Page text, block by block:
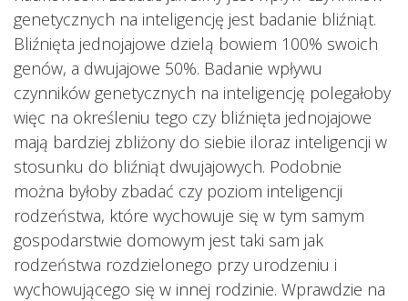
genetycznych na inteligencję jest badanie bliźniąt.
Bliźnięta jednojajowe dzielą bowiem 100% swoich
genów, a dwujajowe 50%. Badanie wpływu
czynników genetycznych na inteligencję polegałoby
więc na określeniu tego czy bliźnięta jednojajowe
mają bardziej zbliżony do siebie iloraz inteligencji w
stosunku do bliźniąt dwujajowych. Podobnie
można byłoby zbadać czy poziom inteligencji
rodzeństwa, które wychowuje się w tym samym
gospodarstwie domowym jest taki sam jak
rodzeństwa rozdzielonego przy urodzeniu i
wychowującego się w innej rodzinie. Wprawdzie na